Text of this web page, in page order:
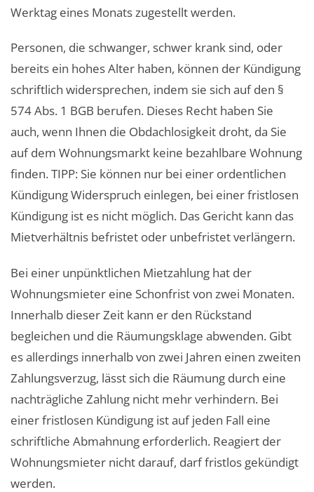
Werktag eines Monats zugestellt werden.
Personen, die schwanger, schwer krank sind, oder
bereits ein hohes Alter haben, können der Kündigung
schriftlich widersprechen, indem sie sich auf den §
574 Abs. 1 BGB berufen. Dieses Recht haben Sie
auch, wenn Ihnen die Obdachlosigkeit droht, da Sie
auf dem Wohnungsmarkt keine bezahlbare Wohnung
finden. TIPP: Sie können nur bei einer ordentlichen
Kündigung Widerspruch einlegen, bei einer fristlosen
Kündigung ist es nicht möglich. Das Gericht kann das
Mietverhältnis befristet oder unbefristet verlängern.
Bei einer unpünktlichen Mietzahlung hat der
Wohnungsmieter eine Schonfrist von zwei Monaten.
Innerhalb dieser Zeit kann er den Rückstand
begleichen und die Räumungsklage abwenden. Gibt
es allerdings innerhalb von zwei Jahren einen zweiten
Zahlungsverzug, lässt sich die Räumung durch eine
nachträgliche Zahlung nicht mehr verhindern. Bei
einer fristlosen Kündigung ist auf jeden Fall eine
schriftliche Abmahnung erforderlich. Reagiert der
Wohnungsmieter nicht darauf, darf fristlos gekündigt
werden.